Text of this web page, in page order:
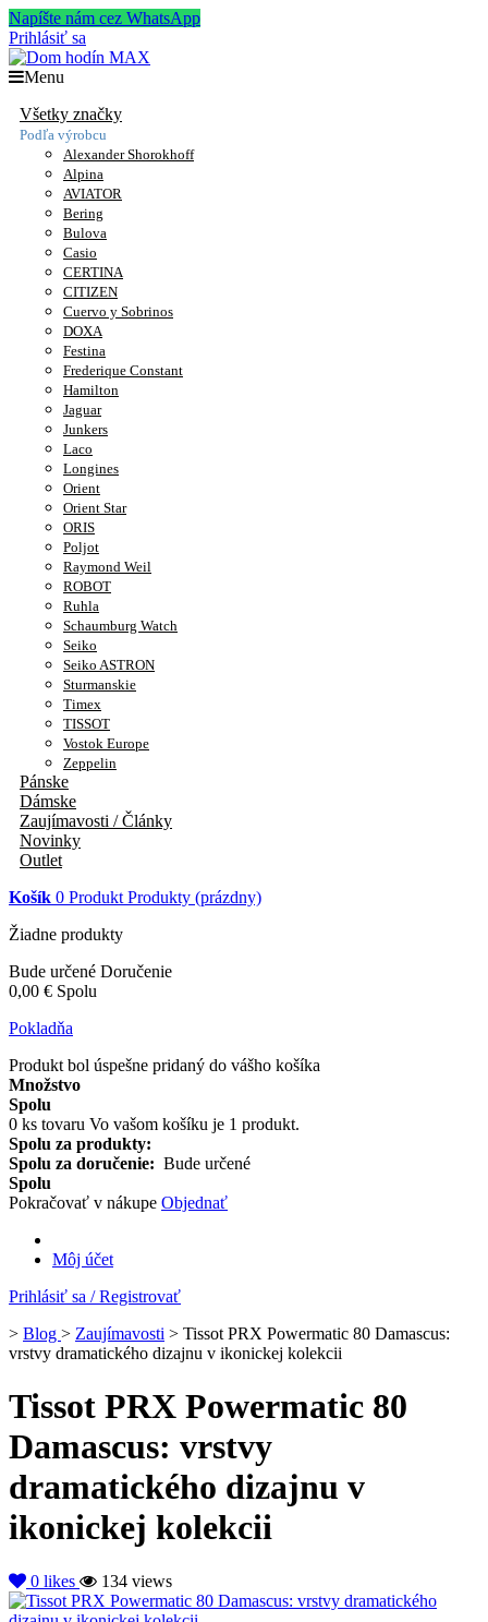
Napíšte nám cez WhatsApp
Prihlásiť sa
Menu
Všetky značky
Podľa výrobcu
Alexander Shorokhoff
Alpina
AVIATOR
Bering
Bulova
Casio
CERTINA
CITIZEN
Cuervo y Sobrinos
DOXA
Festina
Frederique Constant
Hamilton
Jaguar
Junkers
Laco
Longines
Orient
Orient Star
ORIS
Poljot
Raymond Weil
ROBOT
Ruhla
Schaumburg Watch
Seiko
Seiko ASTRON
Sturmanskie
Timex
TISSOT
Vostok Europe
Zeppelin
Pánske
Dámske
Zaujímavosti / Články
Novinky
Outlet
Košík 0 Produkt Produkty (prázdny)
Žiadne produkty
Bude určené Doručenie
0,00 € Spolu
Pokladňa
Produkt bol úspešne pridaný do vášho košíka
Množstvo
Spolu
0 ks tovaru Vo vašom košíku je 1 produkt.
Spolu za produkty:
Spolu za doručenie: Bude určené
Spolu
Pokračovať v nákupe Objednať
Môj účet
Prihlásiť sa / Registrovať
> Blog > Zaujímavosti > Tissot PRX Powermatic 80 Damascus:
vrstvy dramatického dizajnu v ikonickej kolekcii
Tissot PRX Powermatic 80
Damascus: vrstvy
dramatického dizajnu v
ikonickej kolekcii
0 likes 134 views